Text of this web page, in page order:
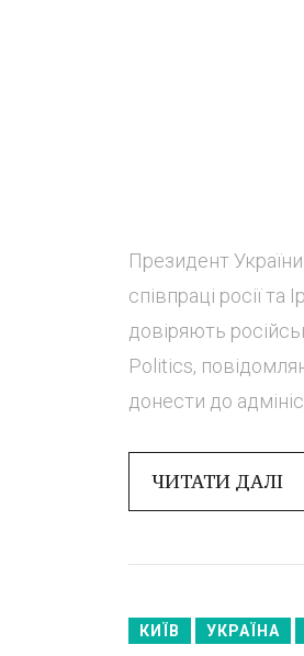
Президент
співпраці росії
довіряють
Politics,
донести до
ЧИТАТИ ДАЛІ
КИЇВ УКРАЇНА